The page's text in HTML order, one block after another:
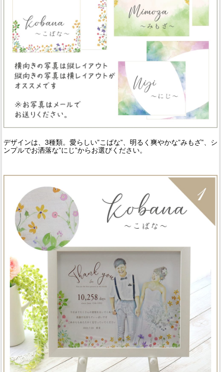
デザインは、3種類。愛らしい”こばな”、明るく爽やかな”みもざ”、シ
ンプルでお洒落な”にじ”からお選びください。